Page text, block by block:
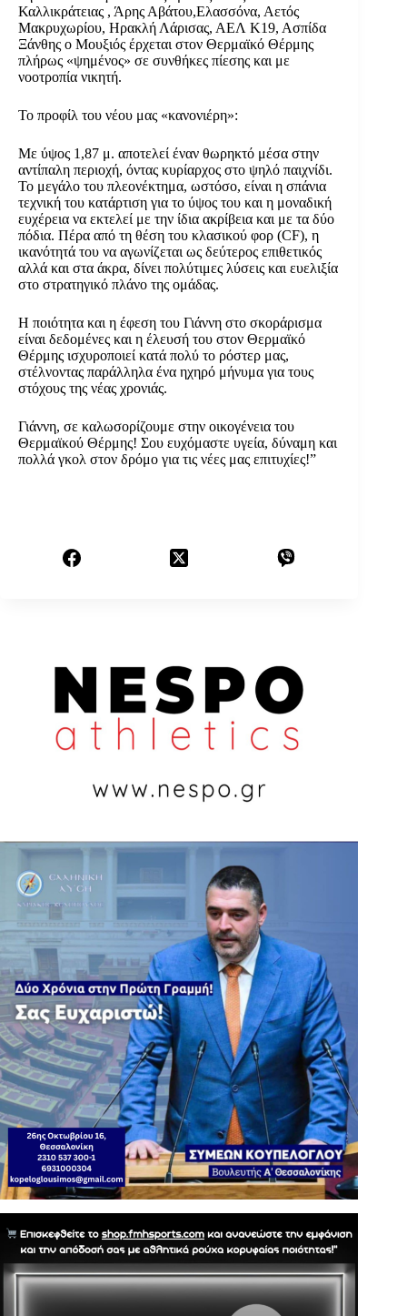
Καλλικράτειας , Άρης Αβάτου,Ελασσόνα, Αετός
Μακρυχωρίου, Ηρακλή Λάρισας, ΑΕΛ Κ19, Ασπίδα
Ξάνθης ο Μουξιός έρχεται στον Θερμαϊκό Θέρμης
πλήρως «ψημένος» σε συνθήκες πίεσης και με
νοοτροπία νικητή.
Το προφίλ του νέου μας «κανονιέρη»:
Με ύψος 1,87 μ. αποτελεί έναν θωρηκτό μέσα στην
αντίπαλη περιοχή, όντας κυρίαρχος στο ψηλό παιχνίδι.
Το μεγάλο του πλεονέκτημα, ωστόσο, είναι η σπάνια
τεχνική του κατάρτιση για το ύψος του και η μοναδική
ευχέρεια να εκτελεί με την ίδια ακρίβεια και με τα δύο
πόδια. Πέρα από τη θέση του κλασικού φορ (CF), η
ικανότητά του να αγωνίζεται ως δεύτερος επιθετικός
αλλά και στα άκρα, δίνει πολύτιμες λύσεις και ευελιξία
στο στρατηγικό πλάνο της ομάδας.
Η ποιότητα και η έφεση του Γιάννη στο σκοράρισμα
είναι δεδομένες και η έλευσή του στον Θερμαϊκό
Θέρμης ισχυροποιεί κατά πολύ το ρόστερ μας,
στέλνοντας παράλληλα ένα ηχηρό μήνυμα για τους
στόχους της νέας χρονιάς.
Γιάννη, σε καλωσορίζουμε στην οικογένεια του
Θερμαϊκού Θέρμης! Σου ευχόμαστε υγεία, δύναμη και
πολλά γκολ στον δρόμο για τις νέες μας επιτυχίες!”